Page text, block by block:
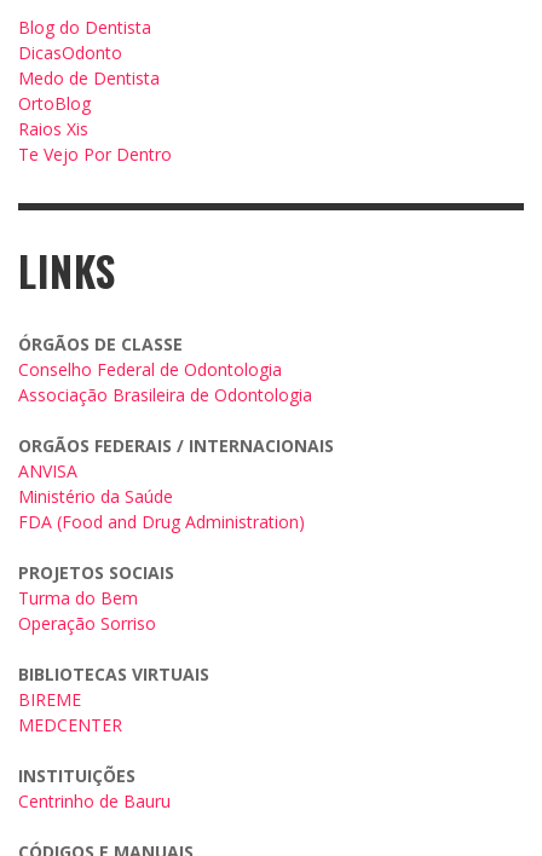
Blog do Dentista
DicasOdonto
Medo de Dentista
OrtoBlog
Raios Xis
Te Vejo Por Dentro
LINKS
ÓRGÃOS DE CLASSE
Conselho Federal de Odontologia
Associação Brasileira de Odontologia
ORGÃOS FEDERAIS / INTERNACIONAIS
ANVISA
Ministério da Saúde
FDA (Food and Drug Administration)
PROJETOS SOCIAIS
Turma do Bem
Operação Sorriso
BIBLIOTECAS VIRTUAIS
BIREME
MEDCENTER
INSTITUIÇÕES
Centrinho de Bauru